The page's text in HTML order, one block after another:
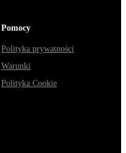
Pomocy
Polityka prywatności
Warunki
Polityka Cookie